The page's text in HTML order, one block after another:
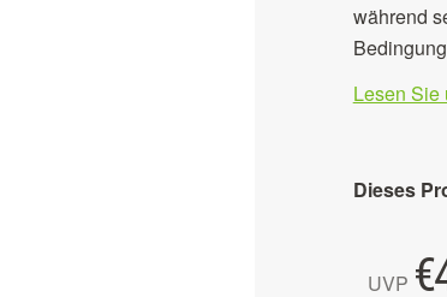
während
Lesen Sie
Dieses
UVP €